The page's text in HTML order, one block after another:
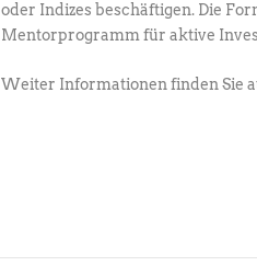
oder Indizes beschäftigen. Die
Mentorprogramm für aktive
Weiter Informationen finden Sie